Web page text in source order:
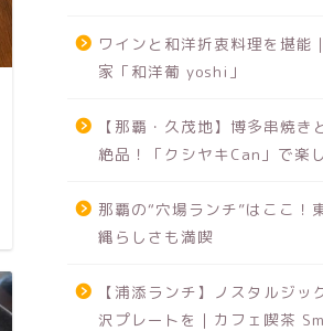
ワインと和洋折衷料理を堪能
家「和洋葡 yoshi」
【那覇・久茂地】博多串焼き
絶品！「クシヤキCan」で楽
那覇の“穴場ランチ”はここ！
縄らしさも満喫
【浦添ランチ】ノスタルジッ
沢プレートを｜カフェ喫茶